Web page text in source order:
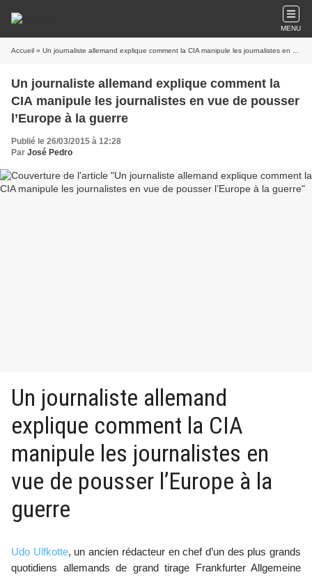
MENU
Accueil » Un journaliste allemand explique comment la CIA manipule les journalistes en vue de pousser l’Europe à la guerre
Un journaliste allemand explique comment la
CIA manipule les journalistes en vue de pousser
l’Europe à la guerre
Publié le 26/03/2015 à 12:28
Par José Pedro
Un journaliste allemand
explique comment la CIA
manipule les journalistes en
vue de pousser l’Europe à la
guerre
Udo Ulfkotte, un ancien rédacteur en chef d’un des plus grands
quotidiens allemands de grand tirage Frankfurter Allgemeine